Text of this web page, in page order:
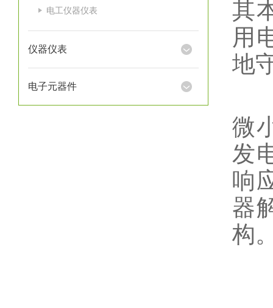
电工仪器仪表
仪器仪表
电子元器件
其
用
地
微
发
响
器
构